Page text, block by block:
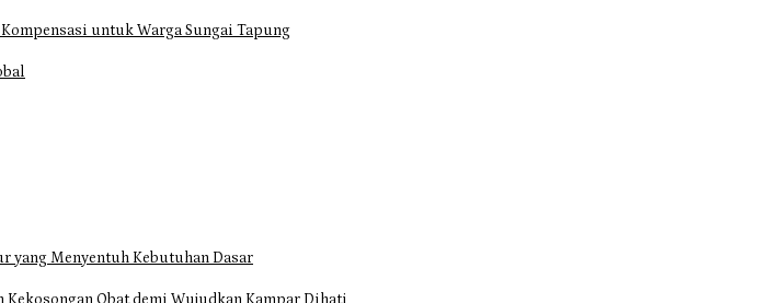
untuk Warga Sungai Tapung
yang Menyentuh Kebutuhan Dasar